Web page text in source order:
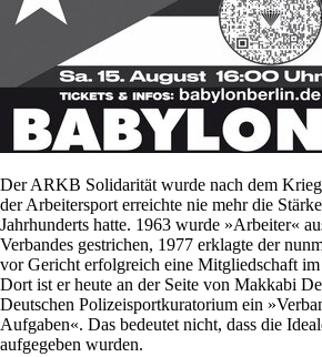
Der ARKB Solidarität wurde nach dem
der Arbeitersport erreichte nie mehr die
Jahrhunderts hatte. 1963 wurde »Arbeiter«
Verbandes gestrichen, 1977 erklagte der
vor Gericht erfolgreich eine Mitgliedschaft
Dort ist er heute an der Seite von Makkabi
Deutschen Polizeisportkuratorium ein
Aufgaben«. Das bedeutet nicht, dass die
aufgegeben wurden.